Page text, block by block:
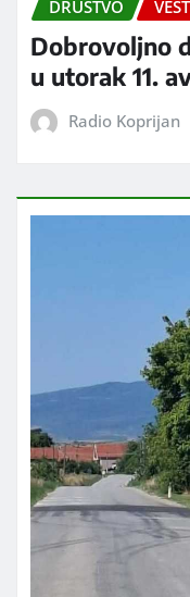
DRUŠTVO
Dobrovoljno
u utorak 11.
Radio Koprijan